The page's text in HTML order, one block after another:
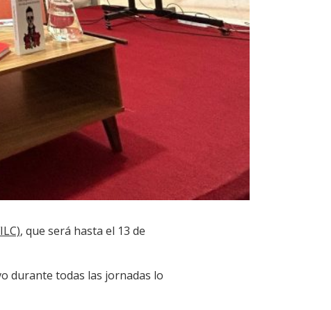
, que será hasta el 13 de
durante todas las jornadas lo